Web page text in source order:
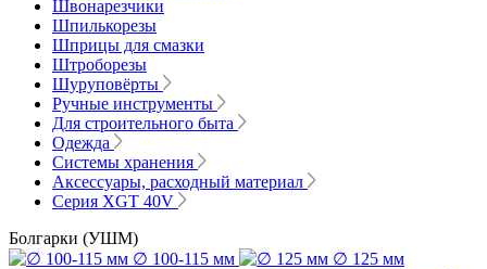
Швонарезчики
Шпилькорезы
Шприцы для смазки
Штроборезы
Шуруповёрты
Ручные инструменты
Для строительного быта
Одежда
Системы хранения
Аксессуары, расходный материал
Серия XGT 40V
Болгарки (УШМ)
∅ 100-115 мм
∅ 125 мм